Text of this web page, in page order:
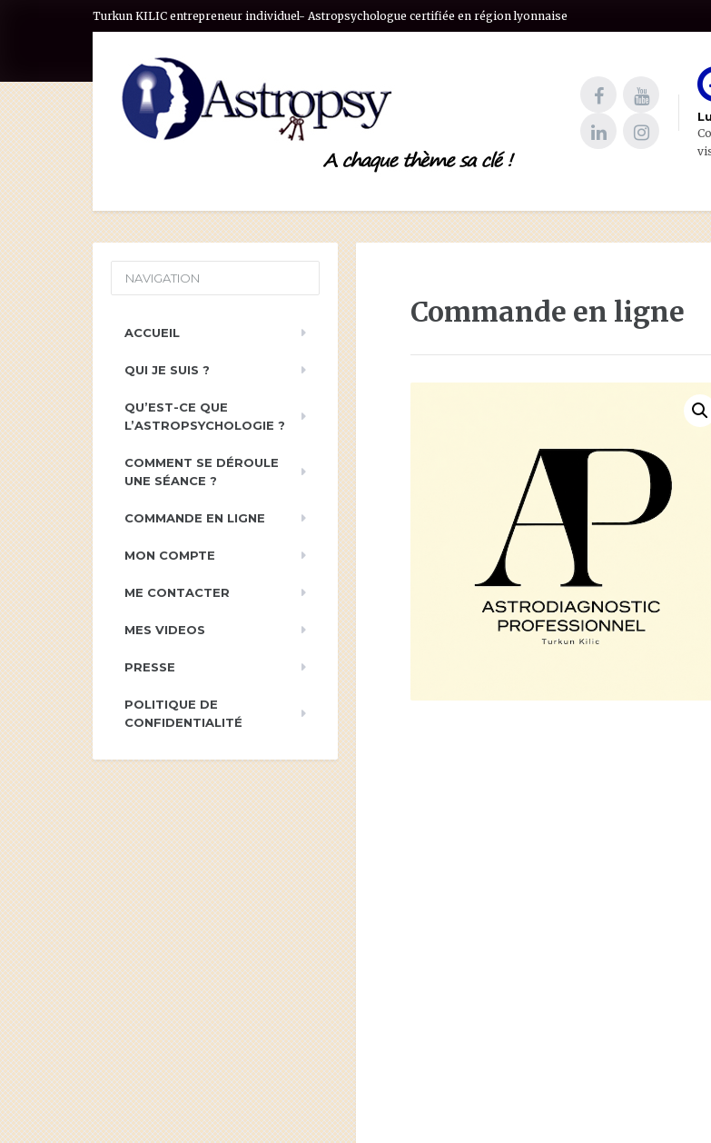
Turkun KILIC entrepreneur individuel- Astropsychologue certifiée en région lyonnaise
Commande en ligne
NAVIGATION
ACCUEIL
QUI JE SUIS ?
QU’EST-CE QUE
L’ASTROPSYCHOLOGIE ?
COMMENT SE DÉROULE
UNE SÉANCE ?
COMMANDE EN LIGNE
MON COMPTE
ME CONTACTER
MES VIDEOS
PRESSE
POLITIQUE DE
CONFIDENTIALITÉ